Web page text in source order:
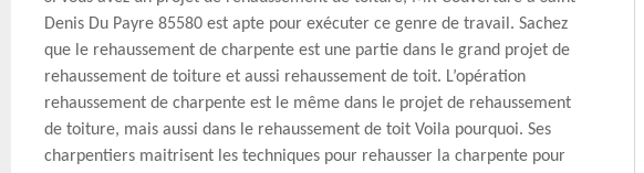
Denis Du Payre 85580 est apte pour exécuter ce genre de travail. Sachez
que le rehaussement de charpente est une partie dans le grand projet de
rehaussement de toiture et aussi rehaussement de toit. L’opération
rehaussement de charpente est le même dans le projet de rehaussement
de toiture, mais aussi dans le rehaussement de toit Voila pourquoi. Ses
charpentiers maitrisent les techniques pour rehausser la charpente pour